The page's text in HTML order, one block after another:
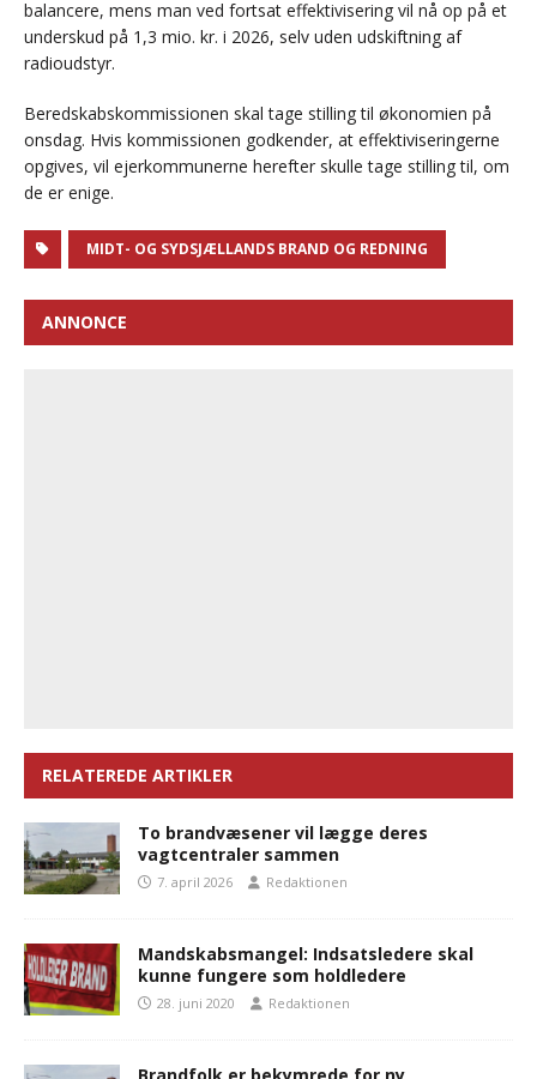
balancere, mens man ved fortsat effektivisering vil nå op på et
underskud på 1,3 mio. kr. i 2026, selv uden udskiftning af
radioudstyr.
Beredskabskommissionen skal tage stilling til økonomien på
onsdag. Hvis kommissionen godkender, at effektiviseringerne
opgives, vil ejerkommunerne herefter skulle tage stilling til, om
de er enige.
MIDT- OG SYDSJÆLLANDS BRAND OG REDNING
ANNONCE
RELATEREDE ARTIKLER
To brandvæsener vil lægge deres
vagtcentraler sammen
7. april 2026 Redaktionen
Mandskabsmangel: Indsatsledere skal
kunne fungere som holdledere
28. juni 2020 Redaktionen